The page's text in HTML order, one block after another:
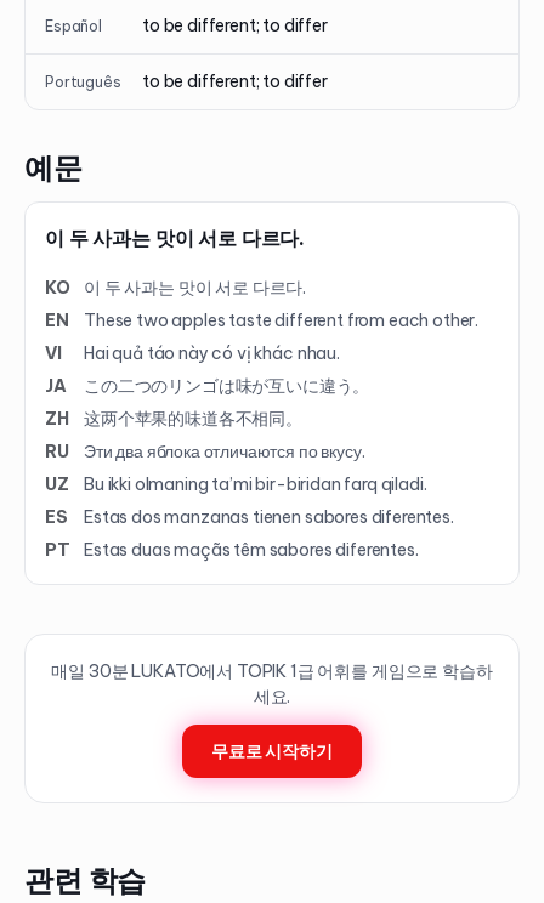
Español to be different; to differ
Português to be different; to differ
예문
이 두 사과는 맛이 서로 다르다.
KO
이 두 사과는 맛이 서로 다르다.
EN
These two apples taste different from each other.
VI
Hai quả táo này có vị khác nhau.
JA
この二つのリンゴは味が互いに違う。
ZH
这两个苹果的味道各不相同。
RU
Эти два яблока отличаются по вкусу.
UZ
Bu ikki olmaning ta’mi bir-biridan farq qiladi.
ES
Estas dos manzanas tienen sabores diferentes.
PT
Estas duas maçãs têm sabores diferentes.
매일 30분 LUKATO에서 TOPIK 1급 어휘를 게임으로 학습하
세요.
무료로 시작하기
관련 학습